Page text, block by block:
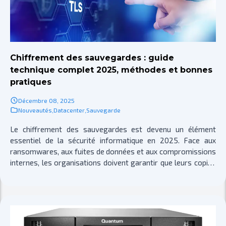
Chiffrement des sauvegardes : guide
technique complet 2025, méthodes et bonnes
pratiques
Décembre 08, 2025
Nouveautés Datacenter Sauvegarde
Le chiffrement des sauvegardes est devenu un élément
essentiel de la sécurité informatique en 2025. Face aux
ransomwares, aux fuites de données et aux compromissions
internes, les organisations doivent garantir que leurs copies
côté client et côté serveur, ainsi que les algorithmes
recommandés comme AES-256-GCM ou ChaCha20-